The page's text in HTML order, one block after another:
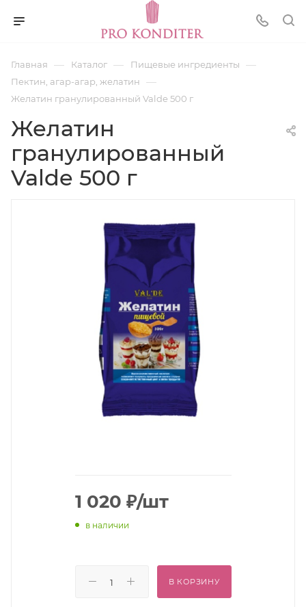
Главная — Каталог — Пищевые ингредиенты —
Пектин, агар-агар, желатин —
Желатин гранулированный Valde 500 г
Желатин
гранулированный
Valde 500 г
1 020 ₽/шт
в наличии
В КОРЗИНУ